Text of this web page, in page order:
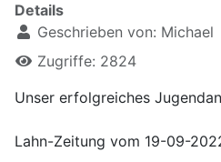
Details
Geschrieben von: Michael
Zugriffe: 2824
Unser erfolgreiches
Lahn-Zeitung vom 19-09-